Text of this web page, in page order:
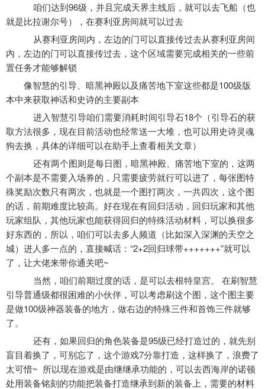
咱们达到96级，并且完成天界主线后，就可以去飞船（也
就是比拉谢尔号），在赛利亚房间就可以过去
从赛利亚房间内，左边的门可以直接传过去从赛利亚房间
内，左边的门可以直接传过去，这个区域需要完成相关的一些前
置任务才能够解锁
像智慧的引导、暗黑神殿以及痛苦地下室这些都是100级版
本中来获取神话和史诗的主要副本
进入智慧引导咱们需要消耗时间引导石18个（引导石的获
取方法很多，现在目前活动也经常送一大堆，也可以用史诗灵魂
狗去换，具体的详细可以在助手上查看相关文章）
还有两个图则是每日图，暗黑神殿、痛苦地下室的，这两
个副本是不需要入场券的，只需要疲劳就行可以进了，每张图特
殊奖励次数只有两次，也就是一个图打两次，一共四次，这个图
的话，前期难度比较高。好在现在有回归活动，回归玩家和其他
玩家组队，其他玩家也能获得回归的特殊活动材料，可以换很多
好东西的，所以，咱们可以去多人频道（比如深入深渊的天空之
城）进人多一点的，直接喊话：“2+2回归球带+++++++”就可以
了，让大佬来带你通关吧~
当然，咱们前期过度的话，是可以去根特皇宫。 在刷智慧
引导普通级都很困难的小伙伴，可以考虑刷这个图，这个图主要
是做100级神器装备的地方，做右边的特殊三件和首饰三件就够
了。
还有，如果回归的角色装备是95级已经打造过的，就先别
盲目着换了，可别忘了，这个游戏7分靠打造，这样换了，浪费了
太可惜~ 所以现在游戏是由继继承功能的，可以去西海岸的诺顿
处用装备铭刻的功能把装备打造继承到新的装备上，需要的材料